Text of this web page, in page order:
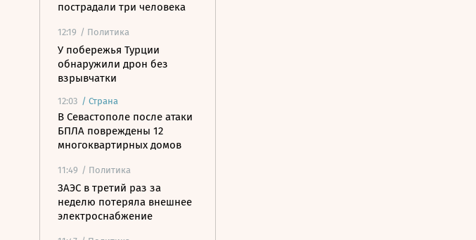
пострадали три человека
12:19 / Политика
У побережья Турции
обнаружили дрон без
взрывчатки
12:03 / Страна
В Севастополе после атаки
БПЛА повреждены 12
многоквартирных домов
11:49 / Политика
ЗАЭС в третий раз за
неделю потеряла внешнее
электроснабжение